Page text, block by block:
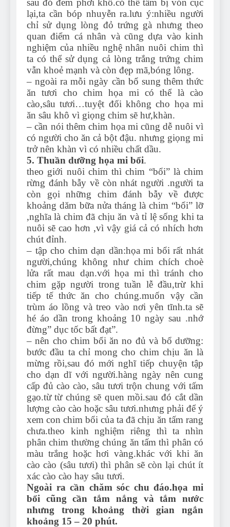
sau đó đem phơi khô.có thể tấm bị vón cục
lại,ta cần bóp nhuyễn ra.lưu ý:nhiều người
chỉ sử dụng lòng đỏ trứng gà nhưng theo
quan điểm cá nhân và cũng dựa vào kinh
nghiệm của nhiều nghệ nhân nuôi chim thì
ta có thể sử dụng cả lòng trắng trứng chim
vẫn khoẻ mạnh và còn đẹp mã,bóng lông.
– ngoài ra mỗi ngày cần bổ sung thêm thức
ăn tươi cho chim họa mi có thể là cào
cào,sâu tươi…tuyệt đối không cho họa mi
ăn sâu khô vì giọng chim sẽ hư,khàn.
– cần nói thêm chim họa mi cũng dễ nuôi vì
có người cho ăn cả bột đậu. nhưng giọng mi
trở nên khàn vì có nhiều chất dầu.
5. Thuần dưỡng họa mi bổi.
theo giới nuôi chim thì chim “bổi” là chim
rừng đánh bẫy về còn nhát người .người ta
còn gọi những chim đánh bẫy về được
khoảng dăm bữa nửa tháng là chim “bổi” lỡ
,nghĩa là chim đã chịu ăn và tỉ lệ sống khi ta
nuôi sẽ cao hơn ,vì vậy giá cả có nhích hơn
chút đỉnh.
– tập cho chim dạn dần:họa mi bổi rất nhát
người,chúng không như chim chích choè
lửa rất mau dạn.với họa mi thì tránh cho
chim gặp người trong tuần lễ đầu,trừ khi
tiếp tế thức ăn cho chúng.muốn vậy cần
trùm áo lồng và treo vào nơi yên tĩnh.ta sẽ
hé áo dần trong khoảng 10 ngày sau .nhớ
đừng” dục tốc bất đạt”.
– nên cho chim bổi ăn no đủ và bổ dưỡng:
bước đầu ta chỉ mong cho chim chịu ăn là
mừng rồi,sau đó mới nghĩ tiếp chuyện tập
cho dạn dĩ với người.hàng ngày nên cung
cấp đủ cào cào, sâu tươi trộn chung với tấm
gạo.từ từ chúng sẽ quen mồi.sau đó cắt dần
lượng cào cào hoặc sâu tươi.nhưng phải để ý
xem con chim bổi của ta đã chịu ăn tấm rang
chưa.theo kinh nghiệm riêng thì ta nhìn
phân chim thường chúng ăn tấm thì phân có
màu trắng hoặc hơi vàng.khác với khi ăn
cào cào (sâu tươi) thì phân sẽ còn lại chút ít
xác cào cào hay sâu tươi.
Ngoài ra cần chăm sóc chu đáo.họa mi
bổi cũng cần tắm nắng và tắm nước
nhưng trong khoảng thời gian ngắn
khoảng 15 – 20 phút.